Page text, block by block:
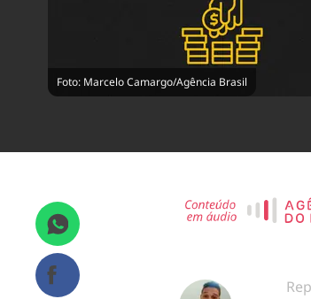
Foto: Marcelo Camargo/Agência Brasil